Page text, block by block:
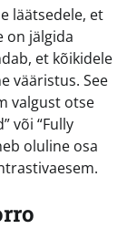
läätsedele, et
on jälgida
et kõikidele
vääristus. See
valgust otse
või “Fully
oluline osa